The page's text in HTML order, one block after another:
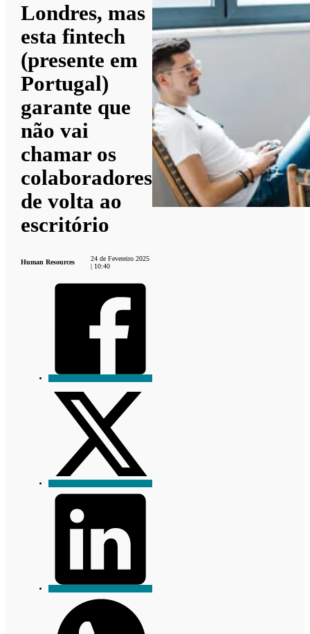
Londres, mas
esta fintech
(presente em
Portugal)
garante que
não vai
chamar os
colaboradores
de volta ao
escritório
Human Resources
24 de Fevereiro 2025
| 10:40